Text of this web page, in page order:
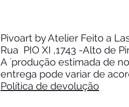
Pivoart by Atelier Feito a
Rua PIO XI ,1743 -Alto de
A ´produção estimada de
entrega pode variar de
Política de devolução